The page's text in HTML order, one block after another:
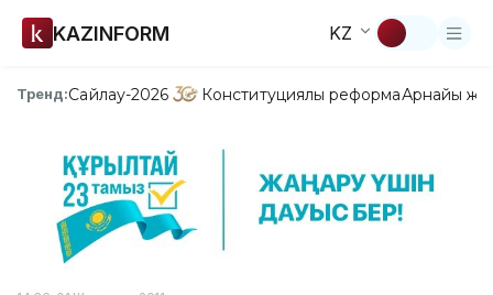
KAZINFORM KZ
Тренд:Сайлау-2026 Конституциялық реформаАрнайы